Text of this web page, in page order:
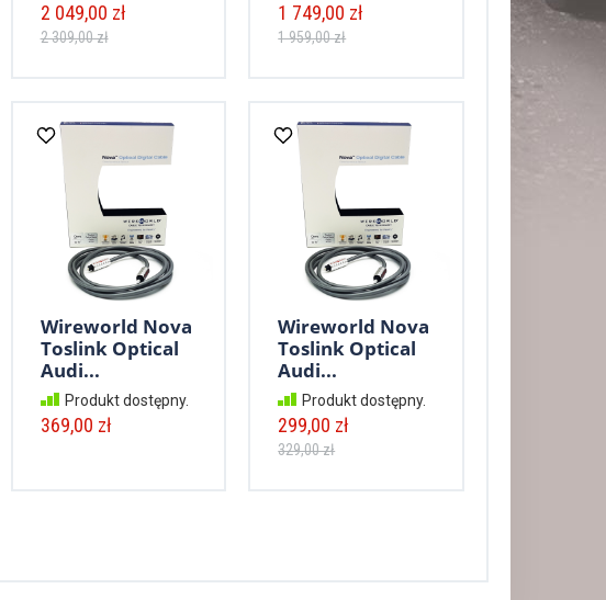
2 049,00 zł
2 309,00 zł
1 749,00 zł
1 959,00 zł
Wireworld Nova
Toslink Optical
Audi...
Produkt dostępny.
369,00 zł
Wireworld Nova
Toslink Optical
Audi...
Produkt dostępny.
299,00 zł
329,00 zł